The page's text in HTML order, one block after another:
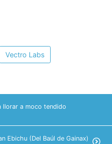
Vectro Labs
llorar a moco tendido
Ebichu (Del Baúl de Gainax)